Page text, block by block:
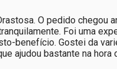
O pedido
Foi uma
benefício. Gostei da
ajudou bastante na